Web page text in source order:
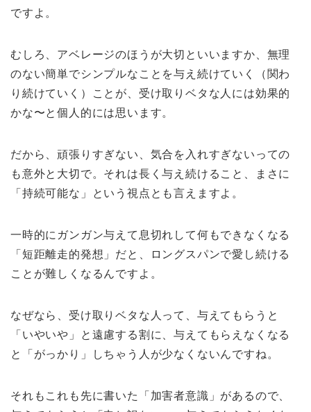
ですよ。
むしろ、アベレージのほうが大切といいますか、無理
のない簡単でシンプルなことを与え続けていく（関わ
り続けていく）ことが、受け取りベタな人には効果的
かな〜と個人的には思います。
だから、頑張りすぎない、気合を入れすぎないっての
も意外と大切で。それは長く与え続けること、まさに
「持続可能な」という視点とも言えますよ。
一時的にガンガン与えて息切れして何もできなくなる
「短距離走的発想」だと、ロングスパンで愛し続ける
ことが難しくなるんですよ。
なぜなら、受け取りベタな人って、与えてもらうと
「いやいや」と遠慮する割に、与えてもらえなくなる
と「がっかり」しちゃう人が少なくないんですね。
それもこれも先に書いた「加害者意識」があるので、